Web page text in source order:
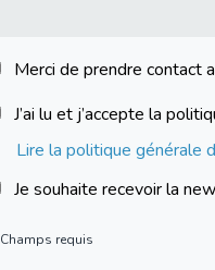
Champs requis
Merci de prendre contact
J’ai lu et j’accepte la
Lire la politique générale
Je souhaite recevoir la